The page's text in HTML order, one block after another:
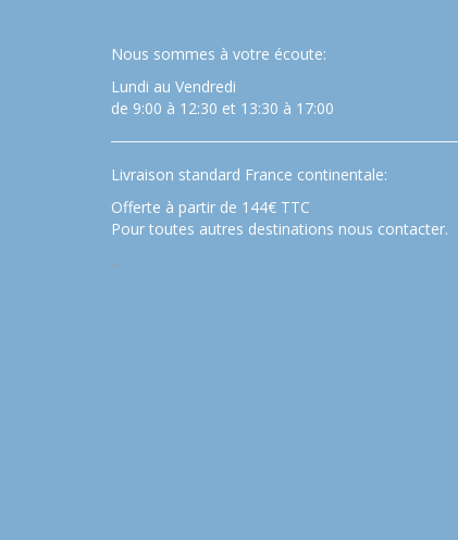
Nous sommes à votre écoute:
Lundi au Vendredi
de 9:00 à 12:30 et 13:30 à 17:00
Livraison standard France continentale:
Offerte à partir de 144€ TTC
Pour toutes autres destinations nous contacter.
…